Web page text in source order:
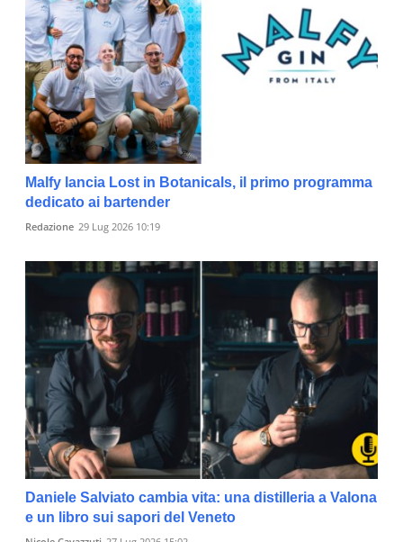
Malfy lancia Lost in Botanicals, il primo programma
dedicato ai bartender
Redazione 29 Lug 2026 10:19
Daniele Salviato cambia vita: una distilleria a Valona
e un libro sui sapori del Veneto